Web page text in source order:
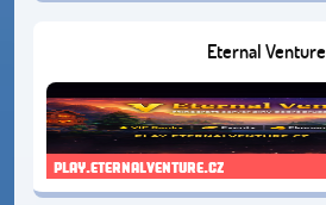
Eternal Venture
play.eternalventure.cz